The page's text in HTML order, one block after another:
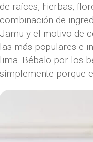
de raíces, hierbas,
combinación de
Jamu y el motivo de
las más populares e
lima. Bébalo por los
simplemente porque